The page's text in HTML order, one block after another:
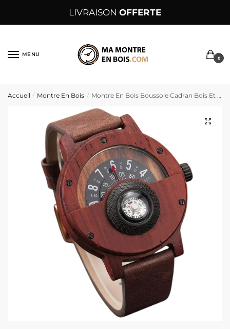
LIVRAISON OFFERTE
MENU
0
Accueil / Montre En Bois / Montre En Bois Boussole Cadran Bois Et Bracelet Marron – BussolaMarrone